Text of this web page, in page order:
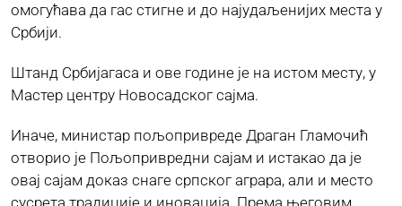
омогућава да гас стигне и до најудаљенијих места у
Србији.
Штанд Србијагаса и ове године је на истом месту, у
Мастер центру Новосадског сајма.
Иначе, министар пољопривреде Драган Гламочић
отворио је Пољопривредни сајам и истакао да је
овај сајам доказ снаге српског аграра, али и место
сусрета традиције и иновација. Према његовим